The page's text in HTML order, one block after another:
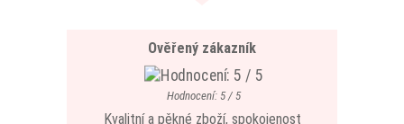
Ověřený zákazník
Hodnocení: 5 / 5
Kvalitní a pěkné zboží, spokojenost